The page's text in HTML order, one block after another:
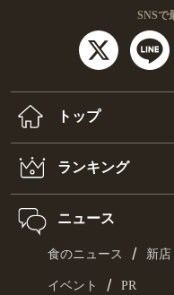
SNSで
トップ
ランキング
ニュース
食のニュース / 新店
イベント / PR